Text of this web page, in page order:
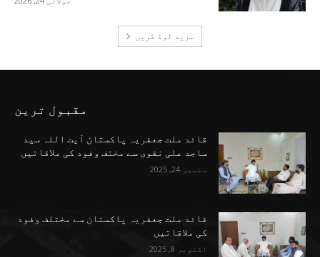
مزید لوڈ کریں
مقبول ترین
قائد ملت جعفریہ پاکستان آیت اللہ سید
ساجد علی نقوی سے مختف وفود کی ملاقاتیں
ستمبر 24, 2025
قائد ملت جعفریہ پاکستان سے مختلف وفود
کی ملاقاتیں
اکتوبر 8, 2025